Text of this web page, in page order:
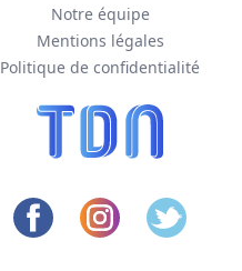
Notre équipe
Mentions légales
Politique de confidentialité